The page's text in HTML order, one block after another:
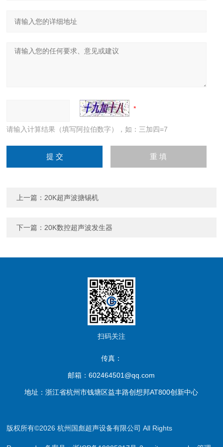
请输入计算结果（填写阿拉伯数字），如：三加四=7
上一篇： 20K超声波搪锡机
下一篇： 20K数控超声波发生器
扫码关注
传真：
邮箱：602464501@qq.com
地址：浙江省杭州市钱塘区益丰路创想邦AT800创新中心
版权所有©2026 杭州国彪超声设备有限公司 All Rights